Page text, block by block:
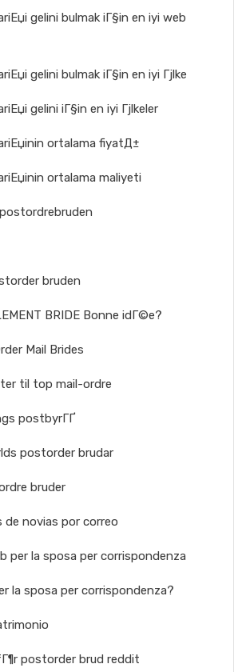
gelini bulmak iГ§in en iyi web
gelini bulmak iГ§in en iyi Гјlke
gelini iГ§in en iyi Гјlkeler
ortalama fiyatД±
ortalama maliyeti
bruden
BRIDE Bonne idГ©e?
Mail Brides
til top mail-ordre
postbyrГҐ
postorder brudar
bruder
de novias por correo
per la sposa per corrispondenza
la sposa per corrispondenza?
postorder brud reddit